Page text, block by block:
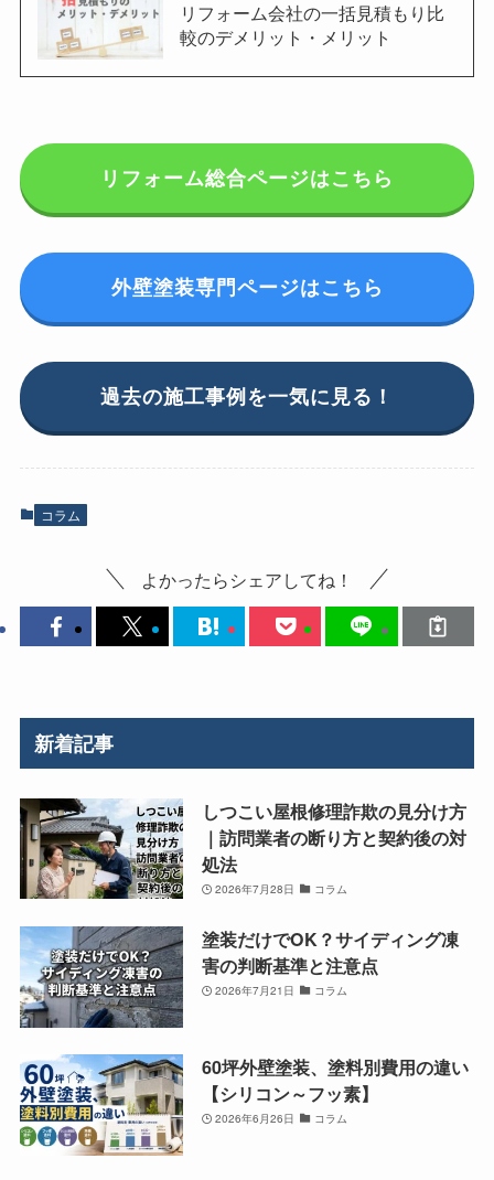
リフォーム会社の一括見積もり比
較のデメリット・メリット
リフォーム総合ページはこちら
外壁塗装専門ページはこちら
過去の施工事例を一気に見る！
コラム
よかったらシェアしてね！
新着記事
しつこい屋根修理詐欺の見分け方
｜訪問業者の断り方と契約後の対
処法
2026年7月28日 コラム
塗装だけでOK？サイディング凍
害の判断基準と注意点
2026年7月21日 コラム
60坪外壁塗装、塗料別費用の違い
【シリコン～フッ素】
2026年6月26日 コラム